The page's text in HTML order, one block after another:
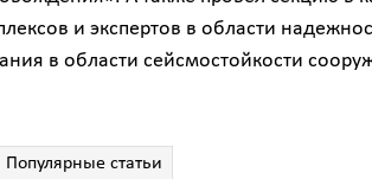
и экспертов в области
в области сейсмостойкости
Популярные статьи